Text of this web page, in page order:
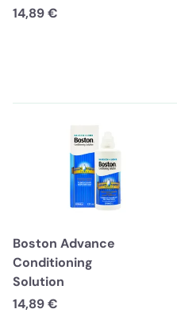
14,89 €
Boston Advance
Conditioning
Solution
14,89 €